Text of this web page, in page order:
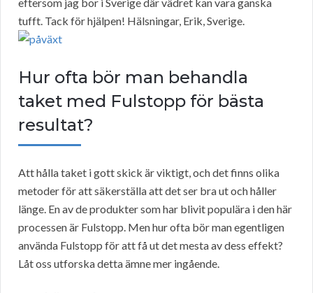
tufft. Tack för hjälpen! Hälsningar, Erik, Sverige.
Hur ofta bör man behandla
taket med Fulstopp för bästa
resultat?
Att hålla taket i gott skick är viktigt, och det finns olika
metoder för att säkerställa att det ser bra ut och håller
länge. En av de produkter som har blivit populära i den här
processen är Fulstopp. Men hur ofta bör man egentligen
använda Fulstopp för att få ut det mesta av dess effekt?
Låt oss utforska detta ämne mer ingående.